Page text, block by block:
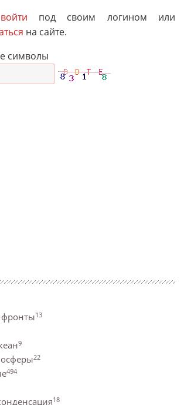
13
9
22
494
18
войти под своим логином или
на сайте.
символы